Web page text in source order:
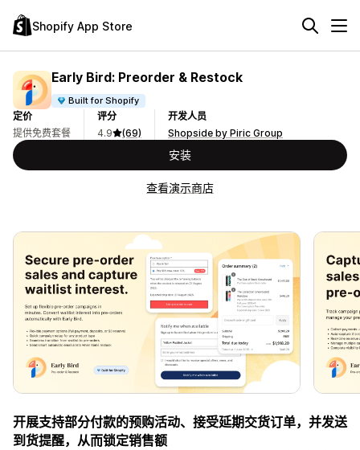
Shopify App Store
Early Bird: Preorder & Restock
Built for Shopify
定价
提供免费套餐
评分
4.9
(69)
开发人员
Shopside by Piric Group
安装
查看演示商店
开展支持部分付款的预购活动、接受延期交货订单，并发送
到货提醒，从而锁定销售额